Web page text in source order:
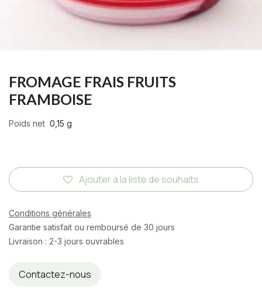
FROMAGE FRAIS FRUITS
FRAMBOISE
Poids net 0,15 g
Ajouter à la liste de souhaits
Conditions générales
Garantie satisfait ou remboursé de 30 jours
Livraison : 2-3 jours ouvrables
Contactez-nous